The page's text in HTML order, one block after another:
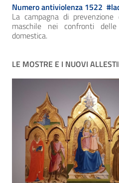
Numero antiviolenza 1522
La campagna di
maschile nei confronti
domestica.
LE MOSTRE E I NUOVI